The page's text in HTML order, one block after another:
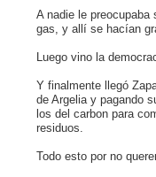
A nadie le
gas, y allí se hacían
Luego vino la
Y finalmente llegó
de Argelia y pagando
los del carbon para
residuos.
Todo esto por no